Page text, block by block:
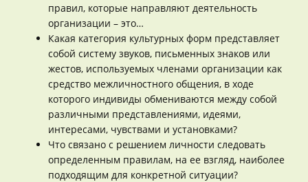
правил, которые направляют деятельность
организации – это…
Какая категория культурных форм представляет
собой систему звуков, письменных знаков или
жестов, используемых членами организации как
средство межличностного общения, в ходе
которого индивиды обмениваются между собой
различными представлениями, идеями,
интересами, чувствами и установками?
Что связано с решением личности следовать
определенным правилам, на ее взгляд, наиболее
подходящим для конкретной ситуации?